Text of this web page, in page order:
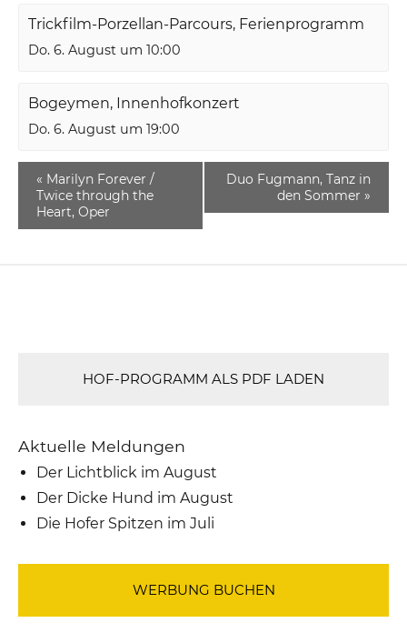
Trickfilm-Porzellan-Parcours, Ferienprogramm
Do. 6. August um 10:00
Bogeymen, Innenhofkonzert
Do. 6. August um 19:00
« Marilyn Forever /
Twice through the
Heart, Oper
Duo Fugmann, Tanz in
den Sommer »
HOF-PROGRAMM ALS PDF LADEN
Aktuelle Meldungen
Der Lichtblick im August
Der Dicke Hund im August
Die Hofer Spitzen im Juli
WERBUNG BUCHEN